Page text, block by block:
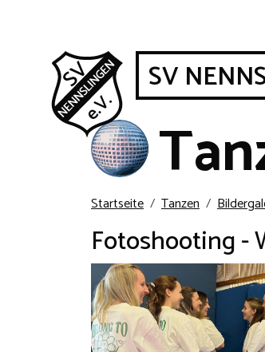
SV
Startseite Tanzen
Fotoshooting -